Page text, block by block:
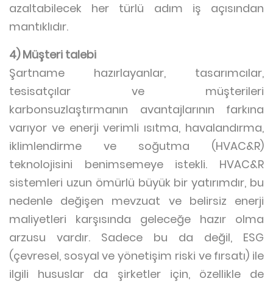
azaltabilecek her türlü adım iş açısından
mantıklıdır.
4) Müşteri talebi
Şartname hazırlayanlar, tasarımcılar,
tesisatçılar ve müşterileri
karbonsuzlaştırmanın avantajlarının farkına
varıyor ve enerji verimli ısıtma, havalandırma,
iklimlendirme ve soğutma (HVAC&R)
teknolojisini benimsemeye istekli. HVAC&R
sistemleri uzun ömürlü büyük bir yatırımdır, bu
nedenle değişen mevzuat ve belirsiz enerji
maliyetleri karşısında geleceğe hazır olma
arzusu vardır. Sadece bu da değil, ESG
(çevresel, sosyal ve yönetişim riski ve fırsatı) ile
ilgili hususlar da şirketler için, özellikle de